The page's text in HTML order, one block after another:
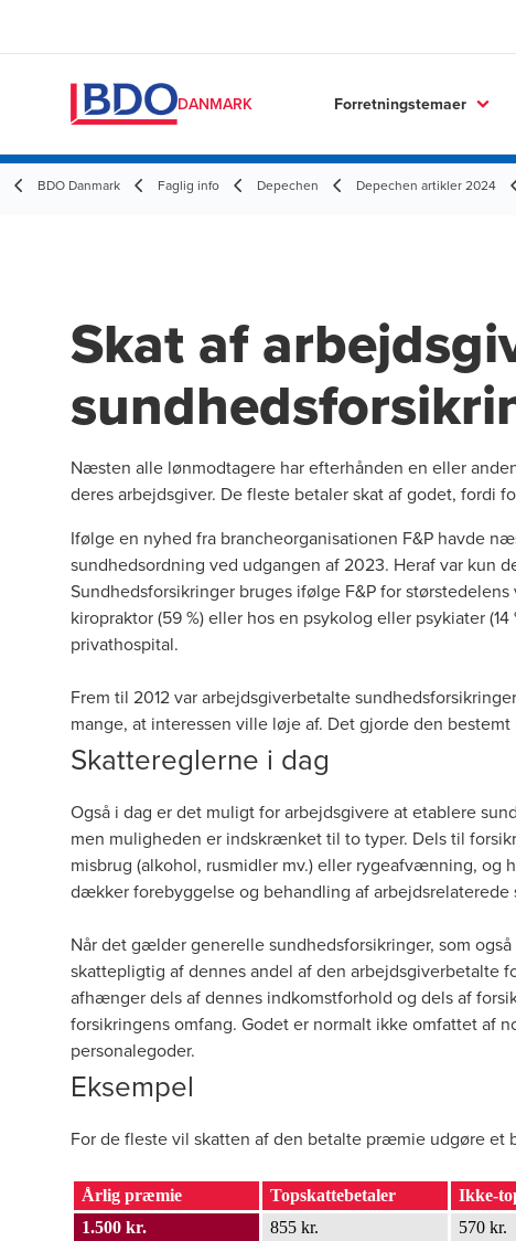
DANMARK Forretningstemaer
BDO Danmark Faglig info Depechen Depechen artikler 2024
Skat af
Næsten alle lønmodtagere har efterhånden en eller
deres arbejdsgiver. De fleste betaler skat af godet, fordi
Ifølge en nyhed fra brancheorganisationen F&P havde
sundhedsordning ved udgangen af 2023. Heraf var kun
Sundhedsforsikringer bruges ifølge F&P for
kiropraktor (59 %) eller hos en psykolog eller psykiater
privathospital.
Frem til 2012 var arbejdsgiverbetalte
mange, at interessen ville løje af. Det gjorde den
Skattereglerne i dag
Også i dag er det muligt for arbejdsgivere at etablere
men muligheden er indskrænket til to typer. Dels til
misbrug (alkohol, rusmidler mv.) eller rygeafvænning, og
dækker forebyggelse og behandling af arbejdsrelaterede
Når det gælder generelle sundhedsforsikringer, som
skattepligtig af dennes andel af den arbejdsgiverbetalte
afhænger dels af dennes indkomstforhold og dels af
forsikringens omfang. Godet er normalt ikke omfattet af
personalegoder.
Eksempel
For de fleste vil skatten af den betalte præmie udgøre et
Årlig præmie Topskattebetaler
Ikke-
1.500 kr.
855 kr.
570 kr.